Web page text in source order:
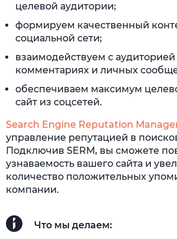
целевой аудитории;
формируем качественный
социальной сети;
взаимодействуем с аудиторией
комментариях и личных
обеспечиваем максимум
сайт из соцсетей.
Search Engine Reputation
управление репутацией в
Подключив SERM, вы сможете
узнаваемость вашего сайта и
количество положительных
компании.
Что мы делаем: